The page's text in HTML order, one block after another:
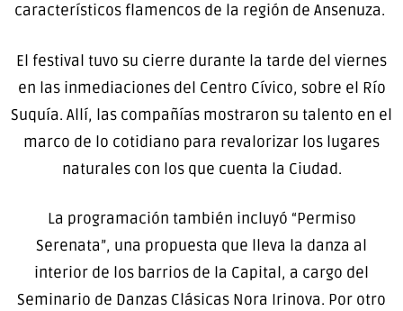
característicos flamencos de la región de Ansenuza.
El festival tuvo su cierre durante la tarde del viernes
en las inmediaciones del Centro Cívico, sobre el Río
Suquía. Allí, las compañías mostraron su talento en el
marco de lo cotidiano para revalorizar los lugares
naturales con los que cuenta la Ciudad.
La programación también incluyó “Permiso
Serenata”, una propuesta que lleva la danza al
interior de los barrios de la Capital, a cargo del
Seminario de Danzas Clásicas Nora Irinova. Por otro